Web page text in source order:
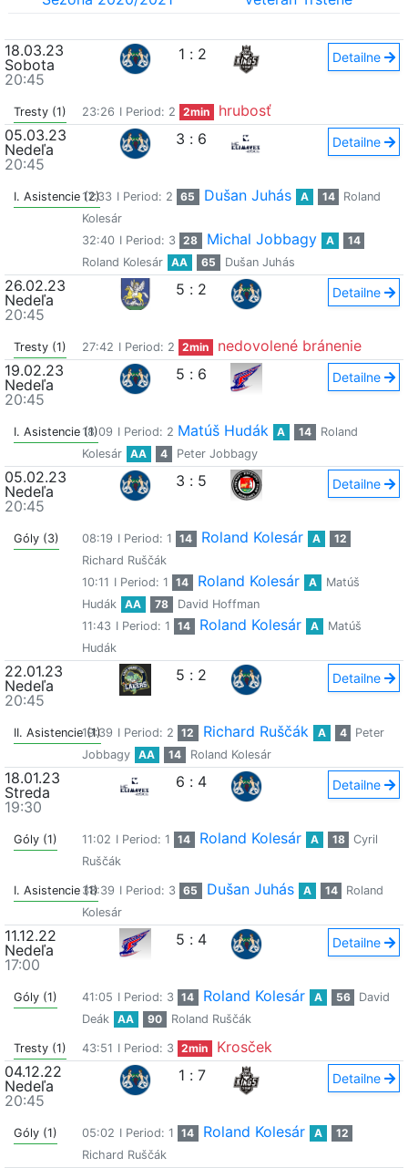
18.03.23
Sobota
20:45
1 : 2 Detailne
Tresty (1) 23:26 I Period: 2 2min
hrubosť
05.03.23
Nedeľa
20:45
3 : 6 Detailne
I. Asistencie (2)
17:33 I Period: 2 65 Dušan Juhás A 14
Roland
Kolesár
32:40 I Period: 3 28 Michal Jobbagy A
14
Roland Kolesár
AA 65 Dušan Juhás
26.02.23
Nedeľa
20:45
5 : 2 Detailne
Tresty (1) 27:42 I Period: 2 2min
nedovolené bránenie
19.02.23
Nedeľa
20:45
5 : 6 Detailne
I. Asistencie (1)18:09 I Period: 2 Matúš Hudák A 14
Roland
Kolesár
AA 4 Peter Jobbagy
05.02.23
Nedeľa
20:45
3 : 5 Detailne
Góly (3) 08:19 I Period: 1 14 Roland Kolesár A
12
Richard Ruščák
10:11 I Period: 1 14 Roland Kolesár A
Matúš
Hudák
AA 78
David Hoffman
11:43 I Period: 1 14 Roland Kolesár A
Matúš
Hudák
22.01.23
Nedeľa
20:45
5 : 2 Detailne
II. Asistencie (1)
19:39 I Period: 2 12 Richard Ruščák A 4
Peter
Jobbagy
AA 14 Roland Kolesár
18.01.23
Streda
19:30
6 : 4 Detailne
Góly (1) 11:02 I Period: 1 14 Roland Kolesár A 18
Cyril
Ruščák
I. Asistencie (1)38:39 I Period: 3 65 Dušan Juhás A 14
Roland
Kolesár
11.12.22
Nedeľa
17:00
5 : 4 Detailne
Góly (1) 41:05 I Period: 3 14 Roland Kolesár A 56
David
Deák
AA 90 Roland Ruščák
Tresty (1) 43:51 I Period: 3 2min
Krosček
04.12.22
Nedeľa
20:45
1 : 7 Detailne
Góly (1) 05:02 I Period: 1 14 Roland Kolesár A
12
Richard Ruščák